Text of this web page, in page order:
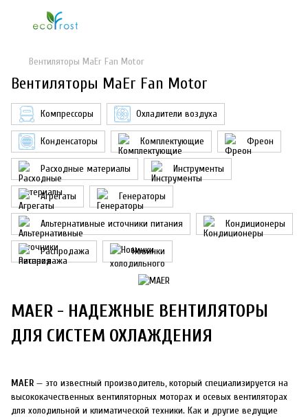
Вентиляторы MaEr Fan Motor
Вентиляторы MaEr Fan Motor
Компрессоры Охладители воздуха
Конденсаторы Комплектующие Фреон
Расходные материалы Инструменты
Агрегаты Генераторы
Альтернативные источники питания Кондиционеры
Распродажа Новинки
MAER - НАДЕЖНЫЕ ВЕНТИЛЯТОРЫ
ДЛЯ СИСТЕМ ОХЛАЖДЕНИЯ
MAER — это известный производитель, который специализируется на
высококачественных вентиляторных моторах и осевых вентиляторах
для холодильной и климатической техники. Как и другие ведущие